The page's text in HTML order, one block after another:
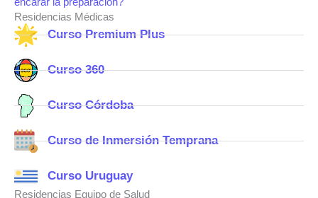
Residencias Médicas
Curso Premium Plus
Curso 360
Curso Córdoba
Curso de Inmersión Temprana
Curso Uruguay
Residencias Equipo de Salud